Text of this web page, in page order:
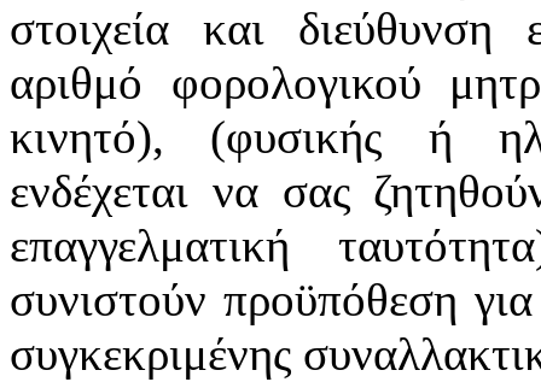
στοιχεία και διεύθυνση
αριθμό φορολογικού
κινητό), (φυσικής ή
ενδέχεται να σας
επαγγελματική
συνιστούν προϋπόθεση
συγκεκριμένης